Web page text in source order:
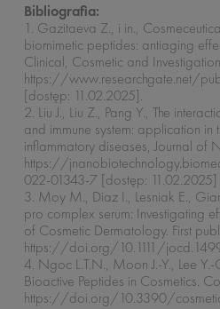
Bibliografia:
1. Gazitaeva Z., i in.,
biomimetic peptides: antiaging
Clinical, Cosmetic and
https://www.researchgate.net/
[dostęp: 11.02.2025].
2. Liu J., Liu Z., Pang Y., The
and immune system: application in
inflammatory diseases, Journal
https://
022-01343-7 [dostęp: 11.02.2025]
3. Moy M., Diaz I., Lesniak E.,
pro complex serum: Investigating
of Cosmetic Dermatology. First
https://doi.org/10.1111/
4. Ngoc L.T.N., Moon J.-Y., Lee
Bioactive Peptides in Cosmetics.
https://doi.org/10.3390/